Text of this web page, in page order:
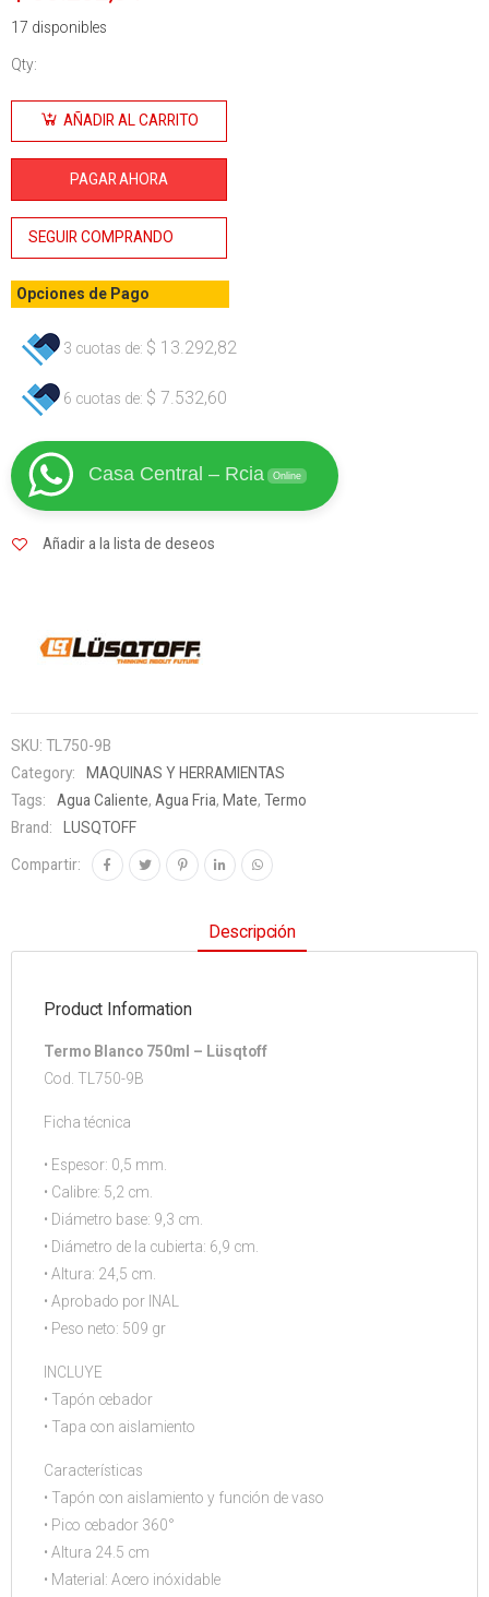
17 disponibles
Qty:
Termo
Blanco
Lüsqtoff
AÑADIR AL CARRITO
PAGAR AHORA
SEGUIR COMPRANDO
Opciones de Pago
3 cuotas de: $ 13.292,82
6 cuotas de: $ 7.532,60
Casa Central – Rcia Online
Añadir a la lista de deseos
SKU: TL750-9B
Category:
MAQUINAS Y HERRAMIENTAS
Tags:
Agua Caliente, Agua Fria, Mate, Termo
Brand:
LUSQTOFF
Compartir:
Descripción
Product Information
Termo Blanco 750ml – Lüsqtoff
Cod. TL750-9B
Ficha técnica
• Espesor: 0,5 mm.
• Calibre: 5,2 cm.
• Diámetro base: 9,3 cm.
• Diámetro de la cubierta: 6,9 cm.
• Altura: 24,5 cm.
• Aprobado por INAL
• Peso neto: 509 gr
INCLUYE
• Tapón cebador
• Tapa con aislamiento
Características
• Tapón con aislamiento y función de vaso
• Pico cebador 360°
• Altura 24.5 cm
• Material: Acero inóxidable